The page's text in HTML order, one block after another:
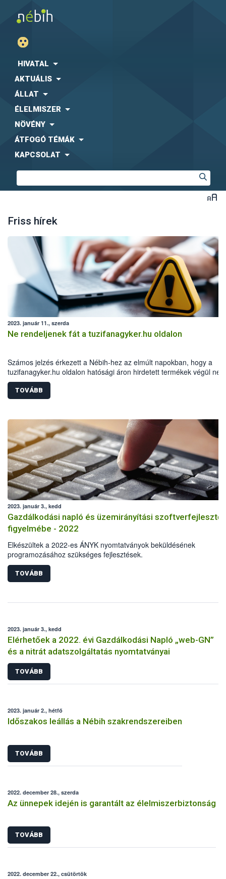
HIVATAL
AKTUÁLIS
ÁLLAT
ÉLELMISZER
NÖVÉNY
ÁTFOGÓ TÉMÁK
KAPCSOLAT
Friss hírek
2023. január 11., szerda
Ne rendeljenek fát a tuzifanagyker.hu oldalon
Számos jelzés érkezett a Nébih-hez az elmúlt napokban, hogy a
tuzifanagyker.hu oldalon hatósági áron hirdetett termékek végül nem
jutnak el a vásárlókhoz. A hatóság felhívja a figyelmet, hogy ne
rendeljenek fenti oldalról tűzifát, illetve semmiképp se utaljanak
10300002-13367208-00014900 MKB Banknál vezetett
TOVÁBB
2023. január 3., kedd
Gazdálkodási napló és üzemirányítási
figyelmébe - 2022
Elkészültek a 2022-es ÁNYK nyomtatványok beküldésének
programozásához szükséges fejlesztések.
TOVÁBB
2023. január 3., kedd
Elérhetőek a 2022. évi Gazdálkodási Napló „web-GN”
és a nitrát adatszolgáltatás nyomtatványai
TOVÁBB
2023. január 2., hétfő
Időszakos leállás a Nébih szakrendszereiben
TOVÁBB
2022. december 28., szerda
Az ünnepek idején is garantált az élelmiszerbiztonság
TOVÁBB
2022. december 22., csütörtök